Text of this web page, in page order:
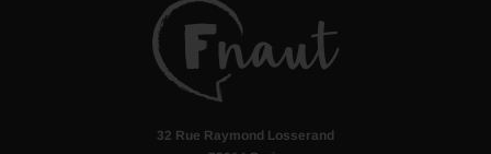
32 Rue Raymond Losserand